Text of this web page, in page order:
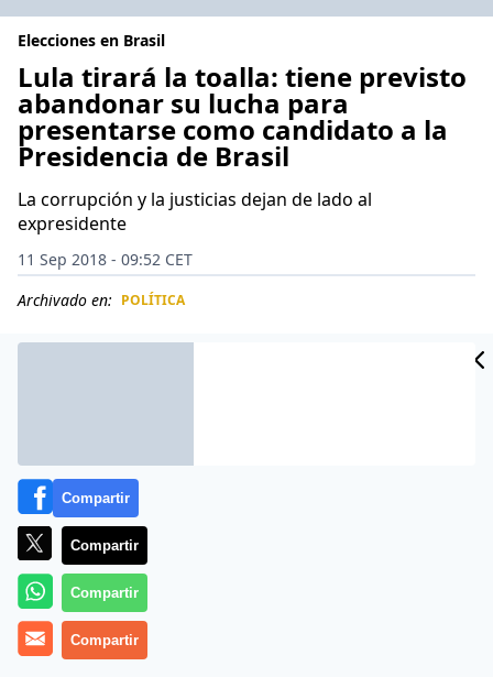
Elecciones en Brasil
Lula tirará la toalla: tiene previsto
abandonar su lucha para
presentarse como candidato a la
Presidencia de Brasil
La corrupción y la justicias dejan de lado al
expresidente
11 Sep 2018 - 09:52 CET
Archivado en: POLÍTICA
El expresidente brasileño
Compartir
Compartir
Compartir
Compartir